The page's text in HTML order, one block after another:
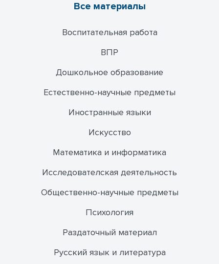
Все материалы
Воспитательная работа
ВПР
Дошкольное образование
Естественно-научные предметы
Иностранные языки
Искусство
Математика и информатика
Исследователская деятельность
Общественно-научные предметы
Психология
Раздаточный материал
Русский язык и литература